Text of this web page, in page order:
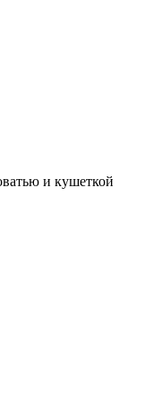
и кушеткой